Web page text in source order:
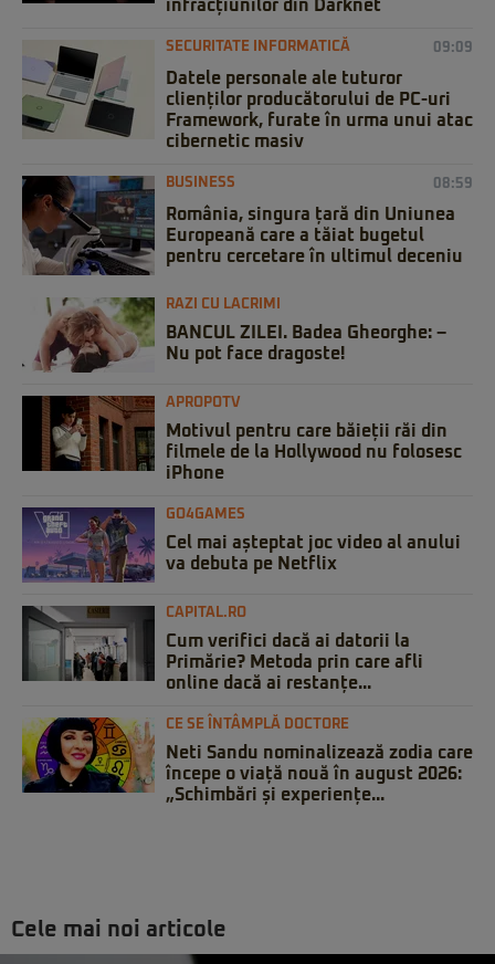
infracțiunilor din Darknet
SECURITATE INFORMATICĂ 09:09
Datele personale ale tuturor
clienților producătorului de PC-uri
Framework, furate în urma unui atac
cibernetic masiv
BUSINESS 08:59
România, singura țară din Uniunea
Europeană care a tăiat bugetul
pentru cercetare în ultimul deceniu
RAZI CU LACRIMI
BANCUL ZILEI. Badea Gheorghe: –
Nu pot face dragoste!
APROPOTV
Motivul pentru care băieții răi din
filmele de la Hollywood nu folosesc
iPhone
GO4GAMES
Cel mai așteptat joc video al anului
va debuta pe Netflix
CAPITAL.RO
Cum verifici dacă ai datorii la
Primărie? Metoda prin care afli
online dacă ai restanțe...
CE SE ÎNTÂMPLĂ DOCTORE
Neti Sandu nominalizează zodia care
începe o viață nouă în august 2026:
„Schimbări și experiențe...
Cele mai noi articole